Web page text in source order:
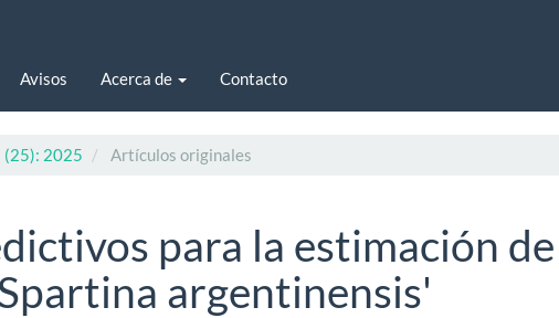
Avisos Acerca de Contacto
(25): 2025 Artículos originales
para la estimación de
argentinensis'